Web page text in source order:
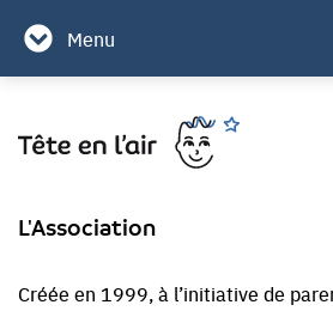
contenu
Menu
Contact
L'Association
Créée en 1999, à l’initiative de